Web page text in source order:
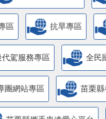
區 抗旱專區
代駕服務專區 全民
團網站專區 苗栗